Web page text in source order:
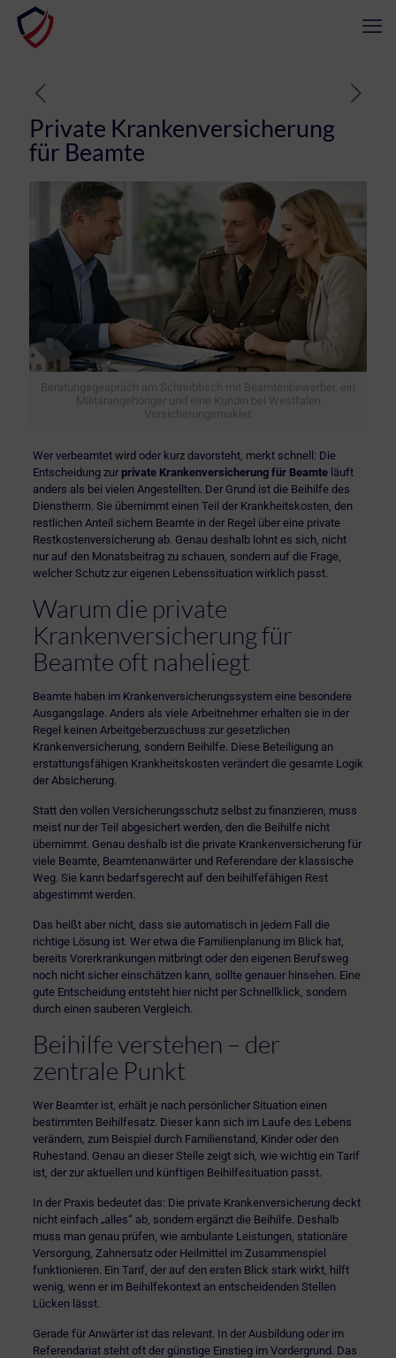
Private Krankenversicherung
für Beamte
Beratungsgespräch am Schreibtisch mit Beamtenbewerber, ein
Militärangehöriger und eine Kundin bei Westfalen
Versicherungsmakler.
Wer verbeamtet wird oder kurz davorsteht, merkt schnell: Die
Entscheidung zur private Krankenversicherung für Beamteläuft
anders als bei vielen Angestellten. Der Grund ist die Beihilfe des
Dienstherrn. Sie übernimmt einen Teil der Krankheitskosten, den
restlichen Anteil sichern Beamte in der Regel über eine private
Restkostenversicherung ab. Genau deshalb lohnt es sich, nicht
nur auf den Monatsbeitrag zu schauen, sondern auf die Frage,
welcher Schutz zur eigenen Lebenssituation wirklich passt.
Warum die private
Krankenversicherung für
Beamte oft naheliegt
Beamte haben im Krankenversicherungssystem eine besondere
Ausgangslage. Anders als viele Arbeitnehmer erhalten sie in der
Regel keinen Arbeitgeberzuschuss zur gesetzlichen
Krankenversicherung, sondern Beihilfe. Diese Beteiligung an
erstattungsfähigen Krankheitskosten verändert die gesamte Logik
der Absicherung.
Statt den vollen Versicherungsschutz selbst zu finanzieren, muss
meist nur der Teil abgesichert werden, den die Beihilfe nicht
übernimmt. Genau deshalb ist die private Krankenversicherung für
viele Beamte, Beamtenanwärter und Referendare der klassische
Weg. Sie kann bedarfsgerecht auf den beihilfefähigen Rest
abgestimmt werden.
Das heißt aber nicht, dass sie automatisch in jedem Fall die
richtige Lösung ist. Wer etwa die Familienplanung im Blick hat,
bereits Vorerkrankungen mitbringt oder den eigenen Berufsweg
noch nicht sicher einschätzen kann, sollte genauer hinsehen. Eine
gute Entscheidung entsteht hier nicht per Schnellklick, sondern
durch einen sauberen Vergleich.
Beihilfe verstehen – der
zentrale Punkt
Wer Beamter ist, erhält je nach persönlicher Situation einen
bestimmten Beihilfesatz. Dieser kann sich im Laufe des Lebens
verändern, zum Beispiel durch Familienstand, Kinder oder den
Ruhestand. Genau an dieser Stelle zeigt sich, wie wichtig ein Tarif
ist, der zur aktuellen und künftigen Beihilfesituation passt.
In der Praxis bedeutet das: Die private Krankenversicherung deckt
nicht einfach „alles“ ab, sondern ergänzt die Beihilfe. Deshalb
muss man genau prüfen, wie ambulante Leistungen, stationäre
Versorgung, Zahnersatz oder Heilmittel im Zusammenspiel
funktionieren. Ein Tarif, der auf den ersten Blick stark wirkt, hilft
wenig, wenn er im Beihilfekontext an entscheidenden Stellen
Lücken lässt.
Gerade für Anwärter ist das relevant. In der Ausbildung oder im
Referendariat steht oft der günstige Einstieg im Vordergrund. Das